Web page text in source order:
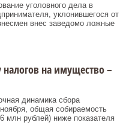
уголовного дела в
уклонившегося от
внес заведомо ложные
налогов на имущество –
динамика сбора
общая собираемость
млн рублей) ниже показателя